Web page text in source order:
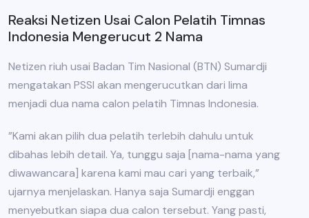
Reaksi Netizen Usai Calon Pelatih Timnas
Indonesia Mengerucut 2 Nama
Netizen riuh usai Badan Tim Nasional (BTN) Sumardji
mengatakan PSSI akan mengerucutkan dari lima
menjadi dua nama calon pelatih Timnas Indonesia.
”Kami akan pilih dua pelatih terlebih dahulu untuk
dibahas lebih detail. Ya, tunggu saja [nama-nama yang
diwawancara] karena kami mau cari yang terbaik,”
ujarnya menjelaskan. Hanya saja Sumardji enggan
menyebutkan siapa dua calon tersebut. Yang pasti,